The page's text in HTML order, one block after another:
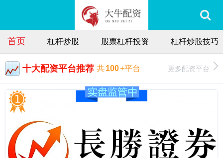
首页 杠杆炒股 股票杠杆投资 杠杆炒股技巧
十大配资平台推荐 共100+平台 更多配资平台